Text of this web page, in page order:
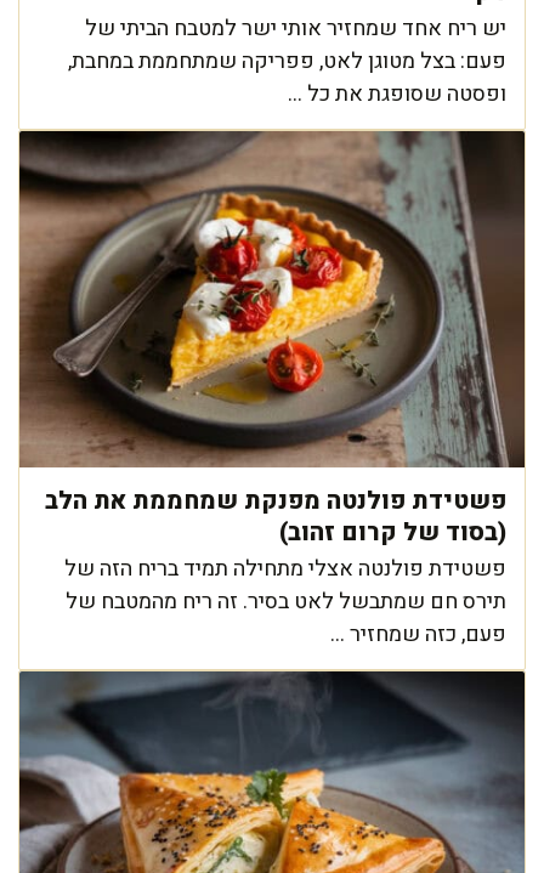
יש ריח אחד שמחזיר אותי ישר למטבח הביתי של
פעם: בצל מטוגן לאט, פפריקה שמתחממת במחבת,
ופסטה שסופגת את כל ...
פשטידת פולנטה מפנקת שמחממת את הלב
(בסוד של קרום זהוב)
פשטידת פולנטה אצלי מתחילה תמיד בריח הזה של
תירס חם שמתבשל לאט בסיר. זה ריח מהמטבח של
פעם, כזה שמחזיר ...